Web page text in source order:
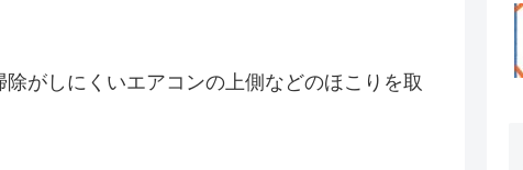
がしにくいエアコンの上側などのほこりを取